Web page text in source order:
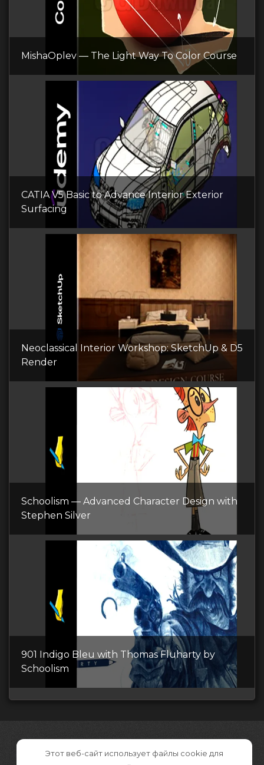
MishaOplev — The Light Way To Color Course
CATIA V5 Basic to Advance Interior Exterior
Surfacing
Neoclassical Interior Workshop: SketchUp & D5
Render
Schoolism — Advanced Character Design with
Stephen Silver
901 Indigo Bleu with Thomas Fluharty by
Schoolism
Этот веб-сайт использует файлы cookie для